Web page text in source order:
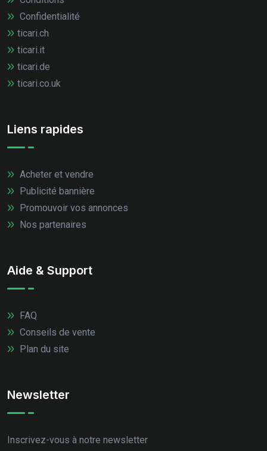
Confidentialité
ticari.ch
ticari.it
ticari.de
ticari.co.uk
Liens rapides
Acheter et vendre
Publicité bannière
Promouvoir vos annonces
Nos partenaires
Aide & Support
FAQ
Conseils de vente
Plan du site
Newsletter
Inscrivez-vous à notre newsletter